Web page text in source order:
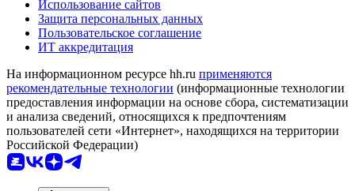
Использование сайтов
Защита персональных данных
Пользовательское соглашение
ИТ аккредитация
На информационном ресурсе hh.ru применяются
рекомендательные технологии (информационные технологии
предоставления информации на основе сбора, систематизации
и анализа сведений, относящихся к предпочтениям
пользователей сети «Интернет», находящихся на территории
Российской Федерации)